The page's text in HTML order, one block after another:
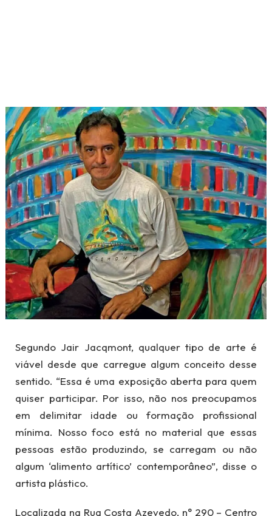
Segundo Jair Jacqmont, qualquer tipo de arte é
viável desde que carregue algum conceito desse
sentido. “Essa é uma exposição aberta para quem
quiser participar. Por isso, não nos preocupamos
em delimitar idade ou formação profissional
mínima. Nosso foco está no material que essas
pessoas estão produzindo, se carregam ou não
algum ‘alimento artítico’ contemporâneo”, disse o
artista plástico.
Localizada na Rua Costa Azevedo, n° 290 – Centro